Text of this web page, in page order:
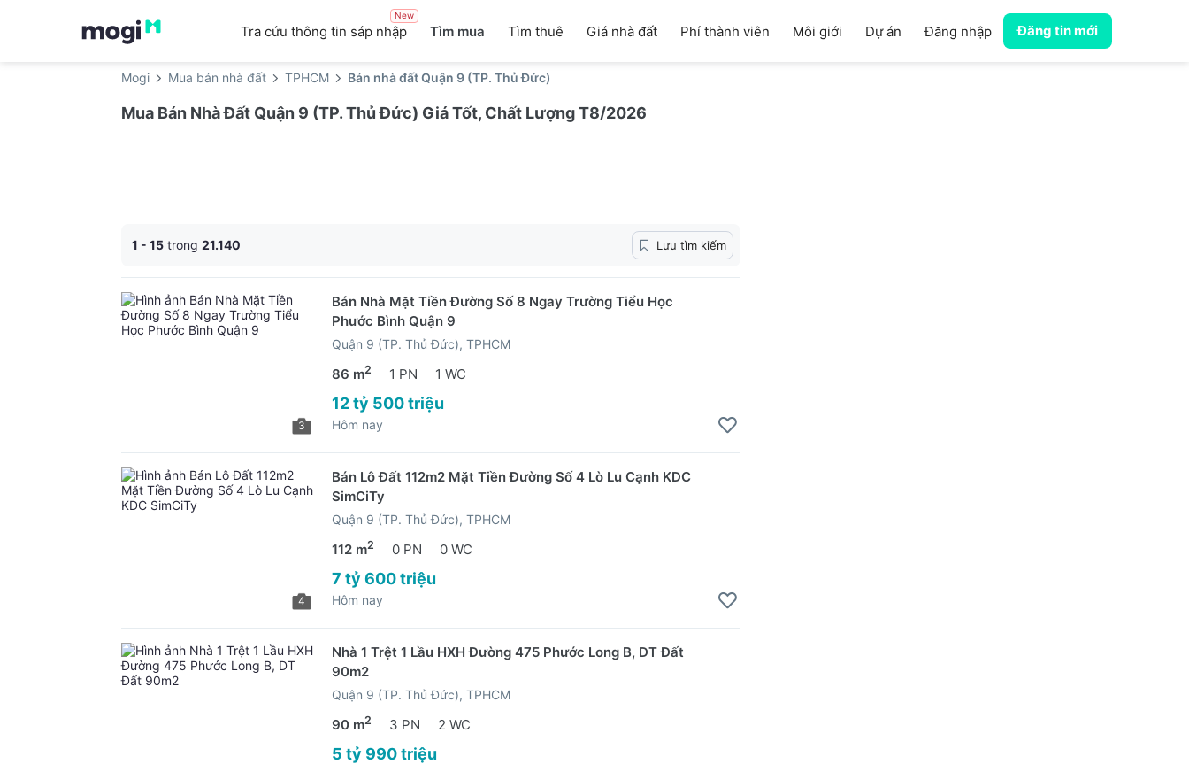
Tra cứu thông tin sáp nhập
New
Tìm mua Tìm thuê Giá nhà đất Phí thành viên Môi giới Dự án Đăng nhập Đăng tin mới
Mogi Mua bán nhà đất TPHCM Bán nhà đất Quận 9 (TP. Thủ Đức)
Mua Bán Nhà Đất Quận 9 (TP. Thủ Đức) Giá Tốt, Chất Lượng T8/2026
1 - 15 trong 21.140 Lưu tìm kiếm
3
Bán Nhà Mặt Tiền Đường Số 8 Ngay Trường Tiểu Học
Phước Bình Quận 9
Quận 9 (TP. Thủ Đức), TPHCM
86 m2 1 PN 1 WC
12 tỷ 500 triệu
Hôm nay
4
Bán Lô Đất 112m2 Mặt Tiền Đường Số 4 Lò Lu Cạnh KDC
SimCiTy
Quận 9 (TP. Thủ Đức), TPHCM
112 m2 0 PN 0 WC
7 tỷ 600 triệu
Hôm nay
Nhà 1 Trệt 1 Lầu HXH Đường 475 Phước Long B, DT Đất
90m2
Quận 9 (TP. Thủ Đức), TPHCM
90 m2 3 PN 2 WC
5 tỷ 990 triệu